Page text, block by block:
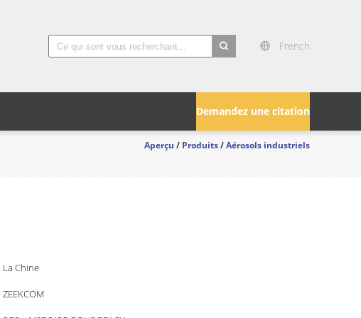
French
Demandez une citation
Aperçu/Produits/Aérosols industriels
La Chine
ZEEKCOM